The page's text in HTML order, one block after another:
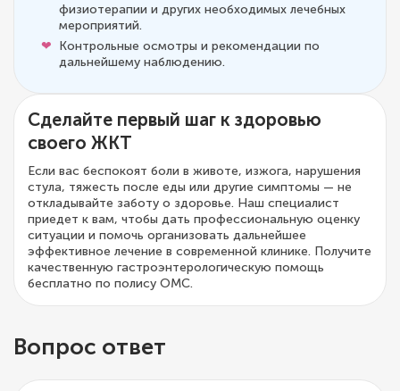
физиотерапии и других необходимых лечебных
мероприятий.
Контрольные осмотры и рекомендации по
дальнейшему наблюдению.
Сделайте первый шаг к здоровью
своего ЖКТ
Если вас беспокоят боли в животе, изжога, нарушения
стула, тяжесть после еды или другие симптомы — не
откладывайте заботу о здоровье. Наш специалист
приедет к вам, чтобы дать профессиональную оценку
ситуации и помочь организовать дальнейшее
эффективное лечение в современной клинике. Получите
качественную гастроэнтерологическую помощь
бесплатно по полису ОМС.
Вопрос ответ